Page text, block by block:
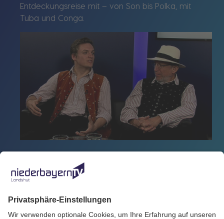
Entdeckungsreise mit – von Son bis Polka, mit
Tuba und Conga.
Zurück